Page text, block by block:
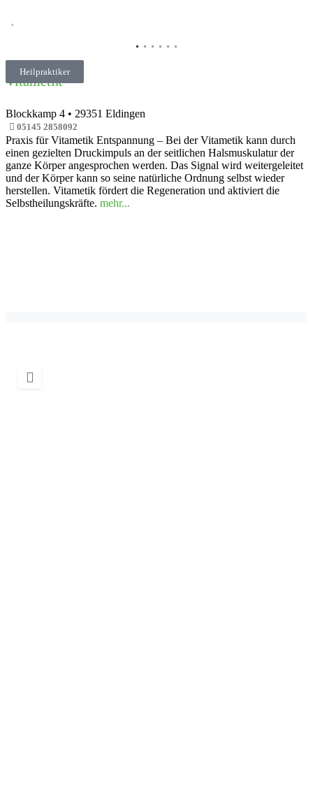
Heilpraktiker
Vitametik
Blockkamp 4 • 29351 Eldingen
05145 2858092
Praxis für Vitametik Entspannung – Bei der Vitametik kann durch
einen gezielten Druckimpuls an der seitlichen Halsmuskulatur der
ganze Körper angesprochen werden. Das Signal wird weitergeleitet
und der Körper kann so seine natürliche Ordnung selbst wieder
herstellen. Vitametik fördert die Regeneration und aktiviert die
Selbstheilungskräfte. mehr...